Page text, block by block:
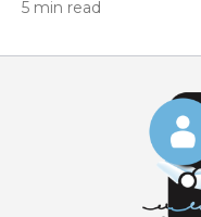
5 min read